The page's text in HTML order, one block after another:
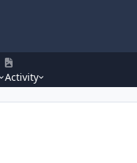
Activity